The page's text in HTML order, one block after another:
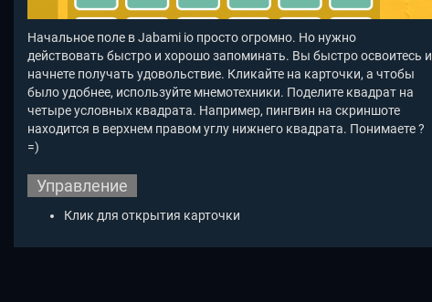
Начальное поле в Jabami io просто огромно. Но нужно
действовать быстро и хорошо запоминать. Вы быстро освоитесь и
начнете получать удовольствие. Кликайте на карточки, а чтобы
было удобнее, используйте мнемотехники. Поделите квадрат на
четыре условных квадрата. Например, пингвин на скриншоте
находится в верхнем правом углу нижнего квадрата. Понимаете ?
=)
Управление
Клик для открытия карточки